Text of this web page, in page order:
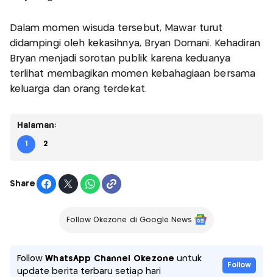
Dalam momen wisuda tersebut, Mawar turut
didampingi oleh kekasihnya, Bryan Domani. Kehadiran
Bryan menjadi sorotan publik karena keduanya
terlihat membagikan momen kebahagiaan bersama
keluarga dan orang terdekat.
Halaman:
1 2
Share
Follow Okezone di Google News
FollowWhatsApp Channel Okezone untuk
update berita terbaru setiap hari
Follow